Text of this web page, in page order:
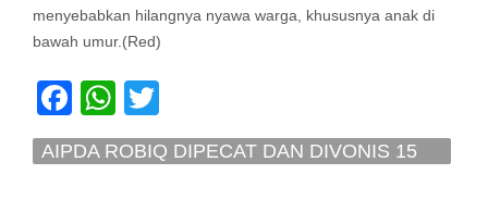
menyebabkan hilangnya nyawa warga, khususnya anak di
bawah umur.(Red)
Facebook
WhatsApp
AIPDA ROBIQ DIPECAT DAN DIVONIS 15